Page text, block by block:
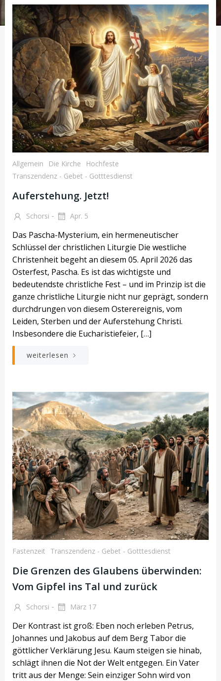
Allgemein Die Kirche
Hochfeste
Transzendenz - Gebet - Gotttesdienst
Auferstehung. Jetzt!
Schorsi - Apr. 5
Das Pascha-Mysterium, ein hermeneutischer
Schlüssel der christlichen Liturgie Die westliche
Christenheit begeht an diesem 05. April 2026 das
Osterfest, Pascha. Es ist das wichtigste und
bedeutendste christliche Fest – und im Prinzip ist die
ganze christliche Liturgie nicht nur geprägt, sondern
durchdrungen von diesem Osterereignis, vom
Leiden, Sterben und der Auferstehung Christi.
Insbesondere die Eucharistiefeier, […]
weiterlesen
Fastenzeit Transzendenz - Gebet - Gotttesdienst
Die Grenzen des Glaubens überwinden:
Vom Gipfel ins Tal und zurück
Schorsi - März 17
Der Kontrast ist groß: Eben noch erleben Petrus,
Johannes und Jakobus auf dem Berg Tabor die
göttlicher Verklärung Jesu. Kaum steigen sie hinab,
schlägt ihnen die Not der Welt entgegen. Ein Vater
tritt aus der Menge: Sein einziger Sohn wird von